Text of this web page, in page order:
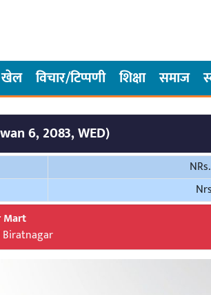
खेल विचार/टिप्पणी शिक्षा समाज
6, 2083, WED)
Mart